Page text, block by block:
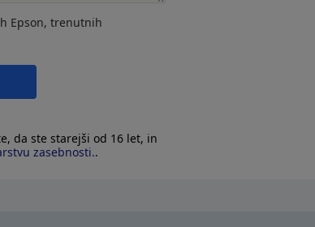
Epson, trenutnih
da ste starejši od 16 let, in
zasebnosti..